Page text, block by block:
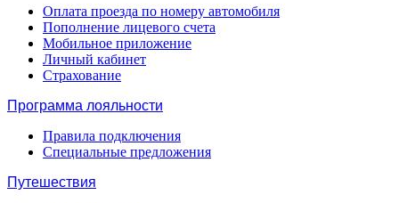
Оплата проезда по номеру автомобиля
Пополнение лицевого счета
Мобильное приложение
Личный кабинет
Страхование
Программа лояльности
Правила подключения
Специальные предложения
Путешествия